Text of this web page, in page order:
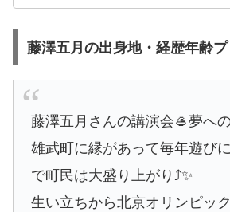
藤澤五月の出身地・経歴年齢
藤澤五月さんの講演会🥌夢へ
雄武町に縁があって毎年遊び
で町民は大盛り上がり⤴️✨
生い立ちから北京オリンピッ